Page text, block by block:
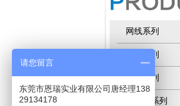
网线系列
跳线系列
模块系列
配线架系列
请您留言
东莞市恩瑞实业有限公司唐经理138
29134178